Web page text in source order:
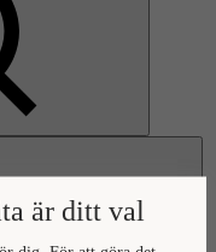
är ditt val